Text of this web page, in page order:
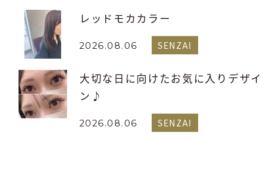
レッドモカカラー
2026.08.06 SENZAI
大切な日に向けたお気に入りデザイ
ン♪
2026.08.06 SENZAI